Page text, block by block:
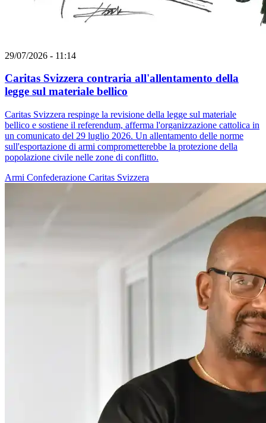
29/07/2026 - 11:14
Caritas Svizzera contraria all'allentamento della
legge sul materiale bellico
Caritas Svizzera respinge la revisione della legge sul materiale
bellico e sostiene il referendum, afferma l'organizzazione cattolica in
un comunicato del 29 luglio 2026. Un allentamento delle norme
sull'esportazione di armi comprometterebbe la protezione della
popolazione civile nelle zone di conflitto.
Armi Confederazione Caritas Svizzera